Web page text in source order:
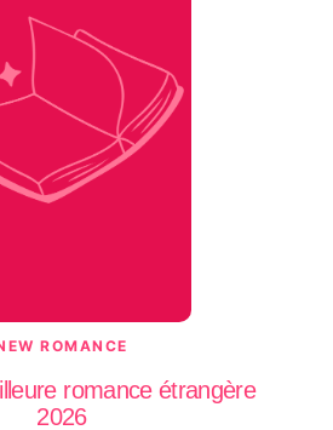
ROMANCE
romance étrangère
2026